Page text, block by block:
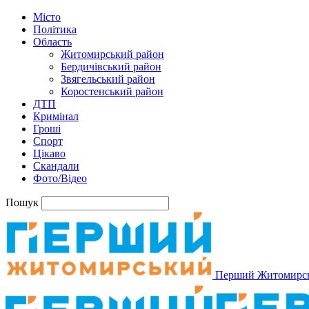
Місто
Політика
Область
Житомирський район
Бердичівський район
Звягельський район
Коростенський район
ДТП
Кримінал
Гроші
Спорт
Цікаво
Скандали
Фото/Відео
Пошук
Перший